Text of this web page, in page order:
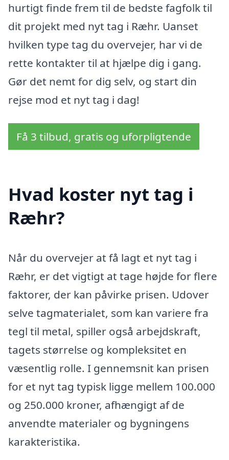
hurtigt finde frem til de bedste fagfolk til
dit projekt med nyt tag i Ræhr. Uanset
hvilken type tag du overvejer, har vi de
rette kontakter til at hjælpe dig i gang.
Gør det nemt for dig selv, og start din
rejse mod et nyt tag i dag!
Få 3 tilbud, gratis og uforpligtende
Hvad koster nyt tag i
Ræhr?
Når du overvejer at få lagt et nyt tag i
Ræhr, er det vigtigt at tage højde for flere
faktorer, der kan påvirke prisen. Udover
selve tagmaterialet, som kan variere fra
tegl til metal, spiller også arbejdskraft,
tagets størrelse og kompleksitet en
væsentlig rolle. I gennemsnit kan prisen
for et nyt tag typisk ligge mellem 100.000
og 250.000 kroner, afhængigt af de
anvendte materialer og bygningens
karakteristika.